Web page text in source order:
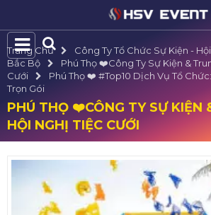
Trang Chủ
Công Ty Tổ Chức Sự Kiện -
Bắc Bộ
Phú Thọ ❤️️Công Ty Sự Kiện &
Cưới
Phú Thọ ❤️️ #top10 Dịch Vụ Tổ
Trọn Gói
PHÚ THỌ ❤️️CÔNG TY SỰ KIỆN
HỘI NGHỊ TIỆC CƯỚI